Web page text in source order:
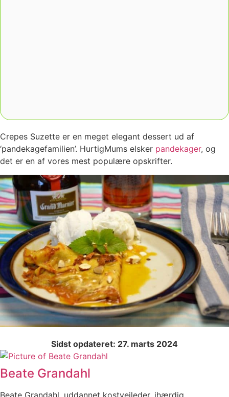
Crepes Suzette er en meget elegant dessert ud af
‘pandekagefamilien’. HurtigMums elsker pandekager, og
det er en af vores mest populære opskrifter.
Sidst opdateret: 27. marts 2024
Beate Grandahl
Beate Grandahl, uddannet kostvejleder, ihærdig